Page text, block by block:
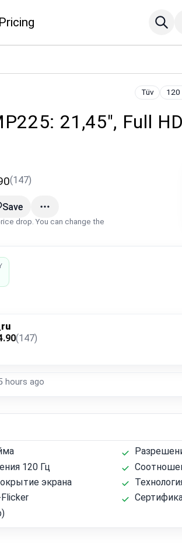
Tüv 120
21,45", Full
(147)
drop. You can change the
Save
(147)
hours ago
120 Гц
экрана